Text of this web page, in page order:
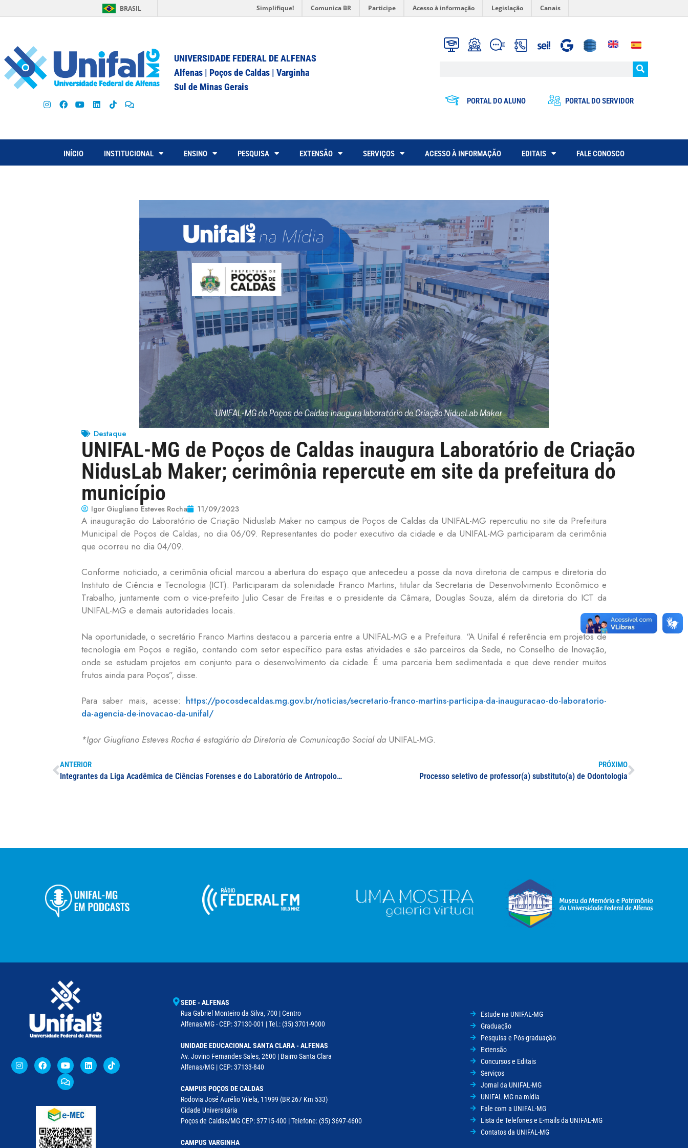
BRASIL Simplifique! Comunica BR Participe Acesso à informação Legislação Canais
UNIVERSIDADE FEDERAL DE ALFENAS
Alfenas | Poços de Caldas | Varginha
Sul de Minas Gerais
PORTAL DO ALUNO PORTAL DO SERVIDOR
INÍCIO INSTITUCIONAL ENSINO PESQUISA EXTENSÃO SERVIÇOS ACESSO À INFORMAÇÃO EDITAIS FALE CONOSCO
Destaque
UNIFAL-MG de Poços de Caldas inaugura Laboratório de Criação
NidusLab Maker; cerimônia repercute em site da prefeitura do
município
Igor Giugliano Esteves Rocha 11/09/2023
A inauguração do Laboratório de Criação Niduslab Maker no campus de Poços de Caldas da UNIFAL-MG repercutiu no site da Prefeitura
Municipal de Poços de Caldas, no dia 06/09. Representantes do poder executivo da cidade e da UNIFAL-MG participaram da cerimônia
que ocorreu no dia 04/09.
Conforme noticiado, a cerimônia oficial marcou a abertura do espaço que antecedeu a posse da nova diretoria de campus e diretoria do
Instituto de Ciência e Tecnologia (ICT). Participaram da solenidade Franco Martins, titular da Secretaria de Desenvolvimento Econômico e
Trabalho, juntamente com o vice-prefeito Julio Cesar de Freitas e o presidente da Câmara, Douglas Souza, além da diretoria do ICT da
UNIFAL-MG e demais autoridades locais.
Na oportunidade, o secretário Franco Martins destacou a parceria entre a UNIFAL-MG e a Prefeitura. “A Unifal é referência em projetos de
tecnologia em Poços e região, contando com setor específico para estas atividades e são parceiros da Sede, no Conselho de Inovação,
onde se estudam projetos em conjunto para o desenvolvimento da cidade. É uma parceria bem sedimentada e que deve render muitos
frutos ainda para Poços”, disse.
Para saber mais, acesse: https://pocosdecaldas.mg.gov.br/noticias/secretario-franco-martins-participa-da-inauguracao-do-laboratorio-
da-agencia-de-inovacao-da-unifal/
*Igor Giugliano Esteves Rocha é estagiário da Diretoria de Comunicação Social da UNIFAL-MG.
ANTERIOR
Integrantes da Liga Acadêmica de Ciências Forenses e do Laboratório de Antropologia Física e Forense representam a UNIFAL-MG em conferência internacional de Ciências Forenses
PRÓXIMO
Processo seletivo de professor(a) substituto(a) de Odontologia
SEDE - ALFENAS
Rua Gabriel Monteiro da Silva, 700 | Centro
Alfenas/MG - CEP: 37130-001 | Tel.: (35) 3701-9000
UNIDADE EDUCACIONAL SANTA CLARA - ALFENAS
Av. Jovino Fernandes Sales, 2600 | Bairro Santa Clara
Alfenas/MG | CEP: 37133-840
CAMPUS POÇOS DE CALDAS
Rodovia José Aurélio Vilela, 11999 (BR 267 Km 533)
Cidade Universitária
Poços de Caldas/MG CEP: 37715-400 | Telefone: (35) 3697-4600
CAMPUS VARGINHA
Estude na UNIFAL-MG
Graduação
Pesquisa e Pós-graduação
Extensão
Concursos e Editais
Serviços
Jornal da UNIFAL-MG
UNIFAL-MG na mídia
Fale com a UNIFAL-MG
Lista de Telefones e E-mails da UNIFAL-MG
Contatos da UNIFAL-MG